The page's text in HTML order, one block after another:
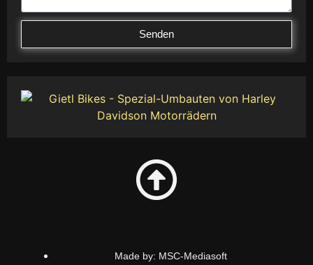
Senden
Made by: MSC-Mediasoft